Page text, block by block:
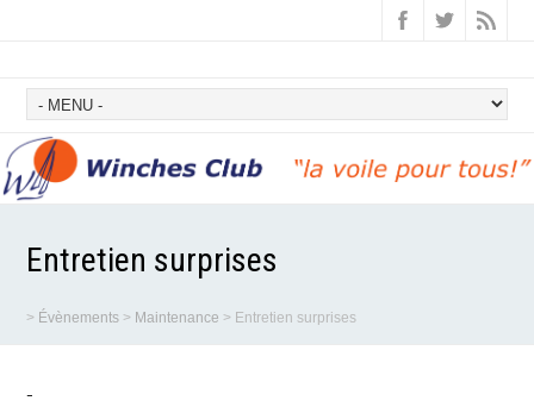
Entretien surprises
> Évènements > Maintenance > Entretien surprises
-